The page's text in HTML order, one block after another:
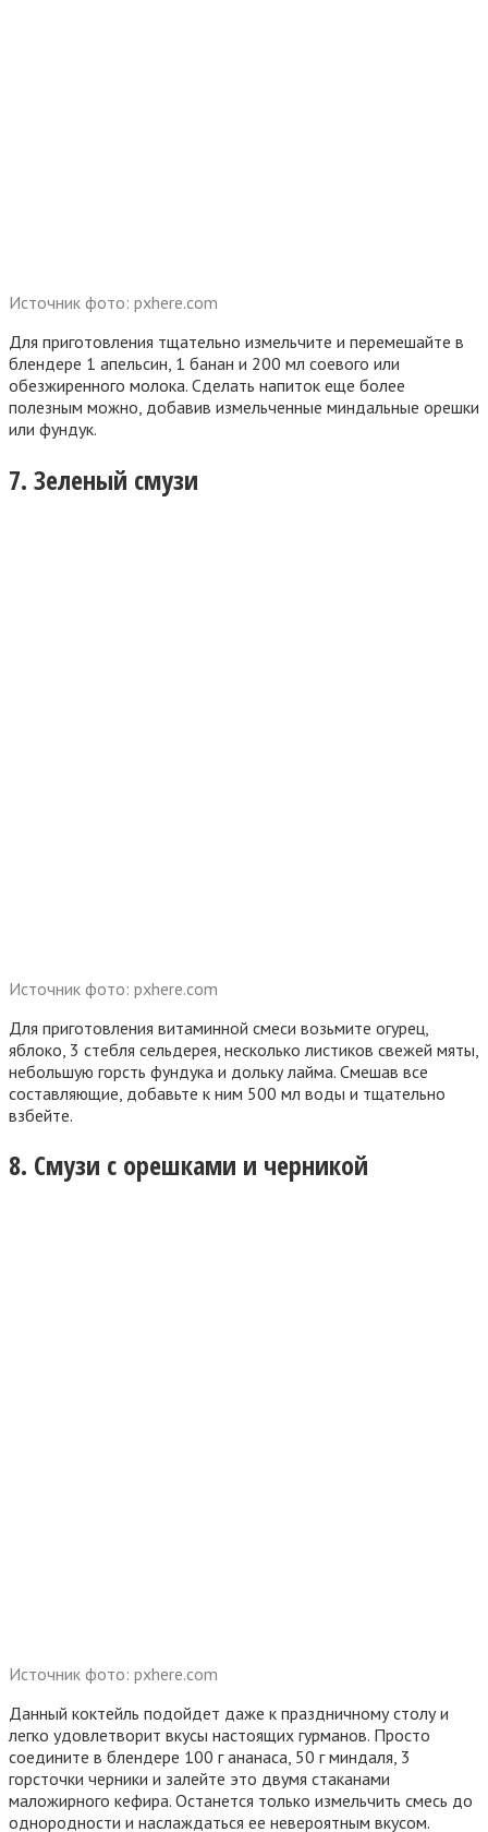
Источник фото: pxhere.com
Для приготовления тщательно измельчите и перемешайте в
блендере 1 апельсин, 1 банан и 200 мл соевого или
обезжиренного молока. Сделать напиток еще более
полезным можно, добавив измельченные миндальные орешки
или фундук.
7. Зеленый смузи
Источник фото: pxhere.com
Для приготовления витаминной смеси возьмите огурец,
яблоко, 3 стебля сельдерея, несколько листиков свежей мяты,
небольшую горсть фундука и дольку лайма. Смешав все
составляющие, добавьте к ним 500 мл воды и тщательно
взбейте.
8. Смузи с орешками и черникой
Источник фото: pxhere.com
Данный коктейль подойдет даже к праздничному столу и
легко удовлетворит вкусы настоящих гурманов. Просто
соедините в блендере 100 г ананаса, 50 г миндаля, 3
горсточки черники и залейте это двумя стаканами
маложирного кефира. Останется только измельчить смесь до
однородности и наслаждаться ее невероятным вкусом.